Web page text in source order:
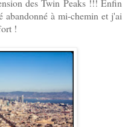
des Twin Peaks !!! Enfin
abandonné à mi-chemin et j'ai
!